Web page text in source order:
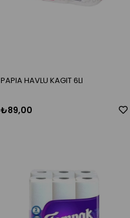
PAPIA HAVLU KAGIT 6LI
₺89,00